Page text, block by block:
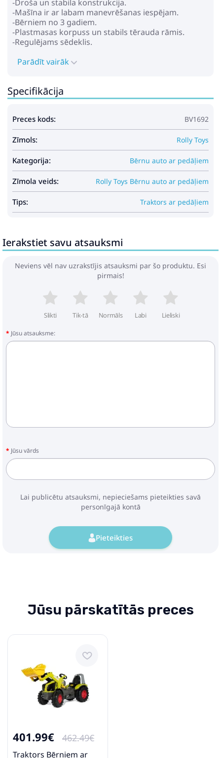
-Droša un stabila konstrukcija.
-Mašīna ir ar labam manevrēšanas iespējam.
-Bērniem no 3 gadiem.
-Plastmasas korpuss un stabils tērauda rāmis.
-Regulējams sēdeklis.
Parādīt vairāk
Specifikācija
Preces kods: BV1692
Zīmols: Rolly Toys
Kategorija: Bērnu auto ar pedāļiem
Zīmola veids: Rolly Toys Bērnu auto ar pedāļiem
Tips: Traktors ar pedāļiem
Ierakstiet savu atsauksmi
Neviens vēl nav uzrakstījis atsauksmi par šo produktu. Esi
pirmais!
Slikti Tik-tā Normāls Labi Lieliski
Jūsu atsauksme:
Jūsu vārds
Lai publicētu atsauksmi, nepieciešams pieteikties savā
personīgajā kontā
Pieteikties
Jūsu pārskatītās preces
401.99€ 462.49€
Traktors Bērniem ar